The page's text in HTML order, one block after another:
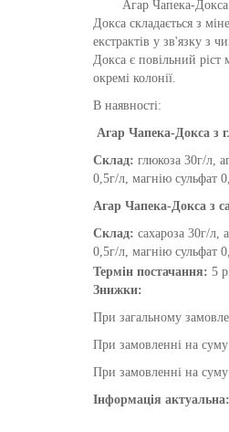
Агар Чапека-
Докса складається з
екстрактів у зв'язку з
Докса є повільний ріст
окремі колонії.
В наявності:
Агар Чапека-Докса з
Склад: глюкоза 30г/л,
0,5г/л, магнію сульфат
Агар Чапека-Докса з
Склад: сахароза 30г/л,
0,5г/л, магнію сульфат
Термін постачання: 5
Знижки:
При загальному
При замовленні на суму
При замовленні на суму
Інформація